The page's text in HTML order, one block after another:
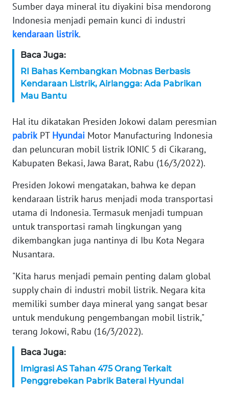
Sumber daya mineral itu diyakini bisa mendorong
Indonesia menjadi pemain kunci di industri
kendaraan listrik.
Baca Juga:
RI Bahas Kembangkan Mobnas Berbasis
Kendaraan Listrik, Airlangga: Ada Pabrikan
Mau Bantu
Hal itu dikatakan Presiden Jokowi dalam peresmian
pabrikPT Hyundai Motor Manufacturing Indonesia
dan peluncuran mobil listrik IONIC 5 di Cikarang,
Kabupaten Bekasi, Jawa Barat, Rabu (16/3/2022).
Presiden Jokowi mengatakan, bahwa ke depan
kendaraan listrik harus menjadi moda transportasi
utama di Indonesia. Termasuk menjadi tumpuan
untuk transportasi ramah lingkungan yang
dikembangkan juga nantinya di Ibu Kota Negara
Nusantara.
"Kita harus menjadi pemain penting dalam global
supply chain di industri mobil listrik. Negara kita
memiliki sumber daya mineral yang sangat besar
untuk mendukung pengembangan mobil listrik,"
terang Jokowi, Rabu (16/3/2022).
Baca Juga:
Imigrasi AS Tahan 475 Orang Terkait
Penggrebekan Pabrik Baterai Hyundai
KARIR
Wahana
Regional
SUMUT
WN
JAKARTA
WN
JABAR
WN
BANTEN
NTT
WN
KEPRI
PAPUA
WN